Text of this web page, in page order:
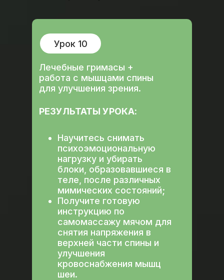
Лечебные гримасы +
работа с мышцами спины
для улучшения зрения.
РЕЗУЛЬТАТЫ УРОКА:
Научитесь снимать
психоэмоциональную
нагрузку и убирать
блоки, образовавшиеся в
теле, после различных
мимических состояний;
Получите готовую
инструкцию по
самомассажу мячом для
снятия напряжения в
верхней части спины и
улучшения
кровоснабжения мышц
шеи.
Урок 10